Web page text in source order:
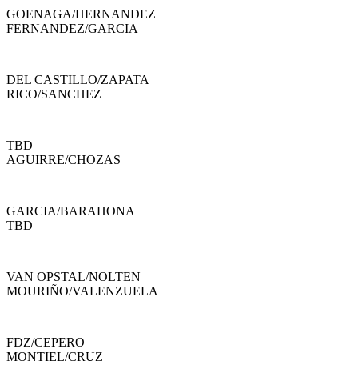
GOENAGA/HERNANDEZ
FERNANDEZ/GARCIA
DEL CASTILLO/ZAPATA
RICO/SANCHEZ
TBD
AGUIRRE/CHOZAS
GARCIA/BARAHONA
TBD
VAN OPSTAL/NOLTEN
MOURIÑO/VALENZUELA
FDZ/CEPERO
MONTIEL/CRUZ